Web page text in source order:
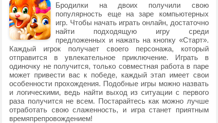
Бродилки на двоих получили свою
популярность еще на заре компьютерных
игр. Чтобы начать играть онлайн, достаточно
найти подходящую игру среди
предложенных и нажать на кнопку «Старт».
Каждый игрок получает своего персонажа, который
отправится в увлекательное приключение. Играть в
одиночку не получится, только совместная работа в паре
может привести вас к победе, каждый этап имеет свои
особенности прохождения. Подобные игры можно назвать
и логическими, ведь найти выход из ситуации с первого
раза получится не всем. Постарайтесь как можно лучше
отработать свою слаженность, и игра станет приятным
времяпрепровождением!